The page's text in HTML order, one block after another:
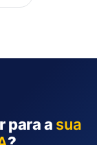
para a sua